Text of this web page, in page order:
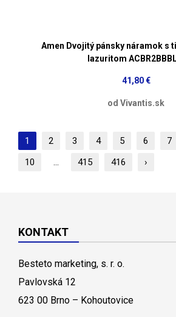
Amen Dvojitý pánsky náramok s
lazuritom
41,80 €
od Vivantis.sk
1 2 3 4 5 6 7
10
... 415 416 ›
KONTAKT
Besteto marketing, s. r. o.
Pavlovská 12
623 00 Brno – Kohoutovice